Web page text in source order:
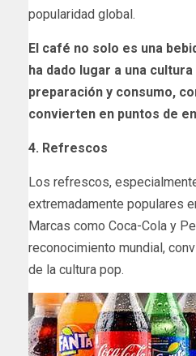
popularidad global.
El café no solo es una
ha dado lugar a una
preparación y consumo,
convierten en puntos de
4. Refrescos
Los refrescos,
extremadamente populares
Marcas como Coca-Cola y
reconocimiento mundial,
de la cultura pop.